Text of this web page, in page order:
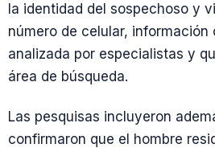
la identidad del sospechoso y
número de celular, información
analizada por especialistas y
área de búsqueda.
Las pesquisas incluyeron
confirmaron que el hombre